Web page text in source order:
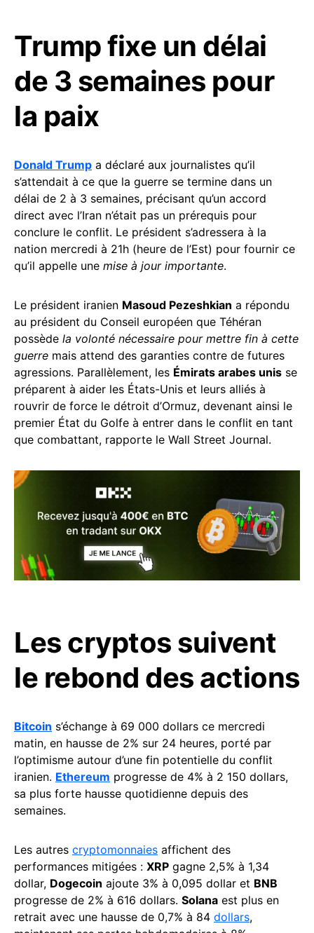
Trump fixe un délai
de 3 semaines pour
la paix
Donald Trump a déclaré aux journalistes qu’il
s’attendait à ce que la guerre se termine dans un
délai de 2 à 3 semaines, précisant qu’un accord
direct avec l’Iran n’était pas un prérequis pour
conclure le conflit. Le président s’adressera à la
nation mercredi à 21h (heure de l’Est) pour fournir ce
qu’il appelle une mise à jour importante.
Le président iranien Masoud Pezeshkian a répondu
au président du Conseil européen que Téhéran
possède la volonté nécessaire pour mettre fin à cette
guerre mais attend des garanties contre de futures
agressions. Parallèlement, les Émirats arabes unis se
préparent à aider les États-Unis et leurs alliés à
rouvrir de force le détroit d’Ormuz, devenant ainsi le
premier État du Golfe à entrer dans le conflit en tant
que combattant, rapporte le Wall Street Journal.
Les cryptos suivent
le rebond des actions
Bitcoin s’échange à 69 000 dollars ce mercredi
matin, en hausse de 2% sur 24 heures, porté par
l’optimisme autour d’une fin potentielle du conflit
iranien. Ethereum progresse de 4% à 2 150 dollars,
sa plus forte hausse quotidienne depuis des
semaines.
Les autres cryptomonnaies affichent des
performances mitigées : XRP gagne 2,5% à 1,34
dollar, Dogecoin ajoute 3% à 0,095 dollar et BNB
progresse de 2% à 616 dollars. Solana est plus en
retrait avec une hausse de 0,7% à 84 dollars,